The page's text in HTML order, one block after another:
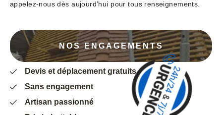
appelez-nous dès aujourd’hui pour tous renseignements.
NOS ENGAGEMENTS
Devis et déplacement gratuits
Sans engagement
Artisan passionné